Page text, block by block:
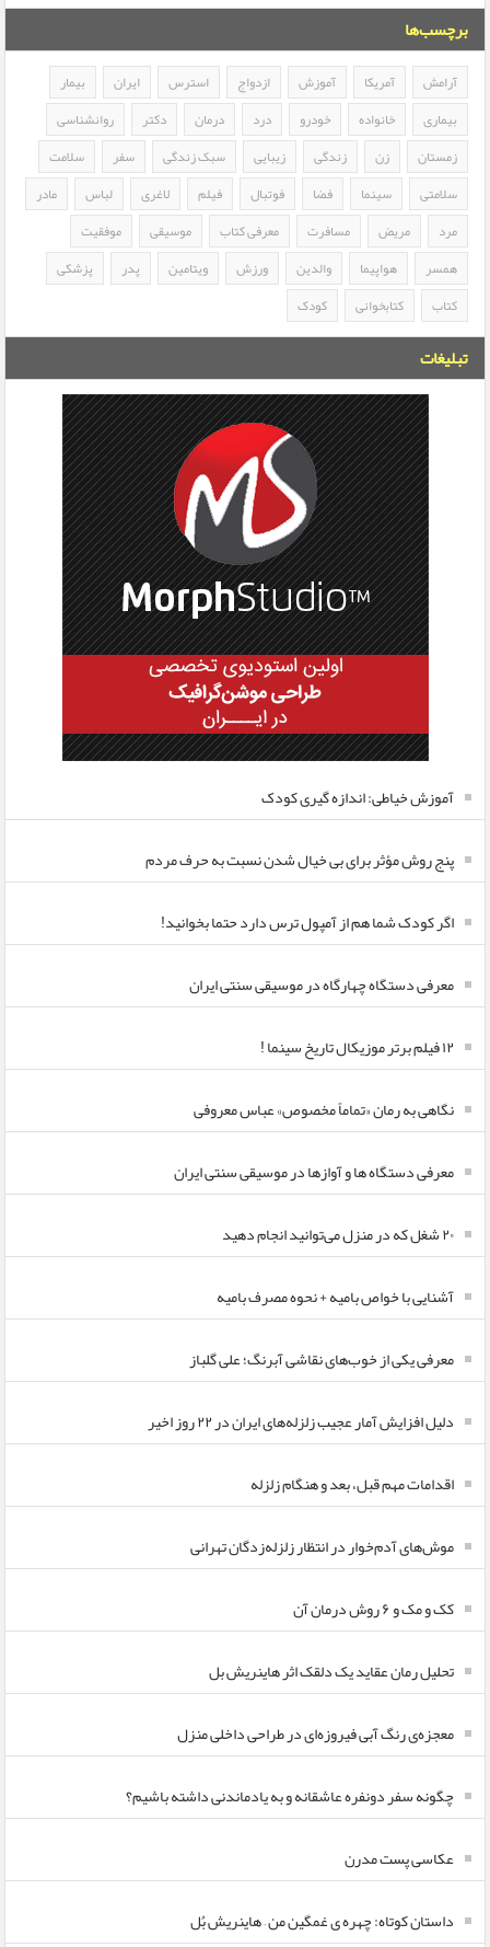
برچسب‌ها
آرامش آمریکا آموزش ازدواج استرس ایران
بیمار
بیماری
خانواده خودرو درد درمان دکتر
روانشناسی
زمستان
زن زندگی زیبایی سبک زندگی سفر
سلامت
سلامتی
سینما فضا فوتبال فیلم لاغری لباس
مادر
مرد
مریض مسافرت معرفی کتاب موسیقی
موفقیت
همسر
هواپیما والدین ورزش ویتامین پدر
پزشکی
کتاب
کتابخوانی کودک
تبلیغات
آموزش خیاطی: اندازه گیری کودک
پنج روش مؤثر برای بی خیال شدن نسبت به حرف مردم
اگر کودک شما هم از آمپول ترس دارد حتما بخوانید!
معرفی دستگاه چهارگاه در موسیقی سنتی ایران
۱۲ فیلم برتر موزیکال تاریخ سینما !
نگاهی به رمان «تماماً مخصوص» عباس معروفی
معرفی دستگاه ها و آوازها در موسیقی سنتی ایران
۲۰ شغل که در منزل می‌توانید انجام دهید
آشنایی با خواص بامیه + نحوه مصرف بامیه
معرفی یکی از خوب‌های نقاشی آبرنگ؛ علی گلباز
دلیل افزایش آمار عجیب زلزله‌های ایران در ۲۲ روز اخیر
اقدامات مهم قبل، بعد و هنگام زلزله
موش‌های آدم‌خوار در انتظار زلزله‌زدگان تهرانی
کک و مک و ۶ روش درمان آن
تحلیل رمان عقاید یک دلقک اثر هاینریش بل
معجزه‌ی رنگ آبی فیروزه‌ای در طراحی داخلی منزل
چگونه سفر دونفره عاشقانه و به یادماندنی داشته باشیم؟
عکاسی پست مدرن
داستان کوتاه: چهره ی غمگین من – هاینریش بُل